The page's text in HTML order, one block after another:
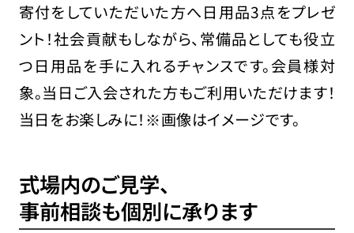
寄付をしていただいた方へ日用品3点をプレゼ
ント！社会貢献もしながら、常備品としても役立
つ日用品を手に入れるチャンスです。会員様対
象。当日ご入会された方もご利用いただけます！
当日をお楽しみに！※画像はイメージです。
式場内のご見学、
事前相談も個別に承ります